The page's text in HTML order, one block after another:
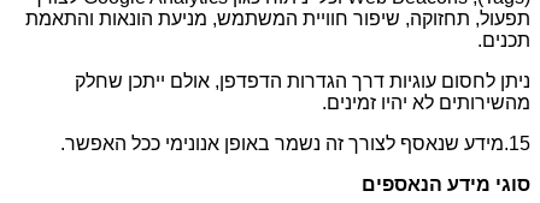
תפעול, תחזוקה, שיפור חוויית המשתמש, מניעת הונאות והתאמת
תכנים.
ניתן לחסום עוגיות דרך הגדרות הדפדפן, אולם ייתכן שחלק
מהשירותים לא יהיו זמינים.
15.מידע שנאסף לצורך זה נשמר באופן אנונימי ככל האפשר.
סוגי מידע הנאספים